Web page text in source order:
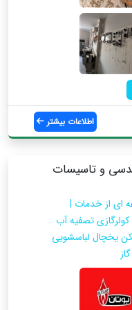
اطلاعات بیشتر
و تاسیسات
ای از خدمات |
تصفیه آب
یخچال لباسشویی